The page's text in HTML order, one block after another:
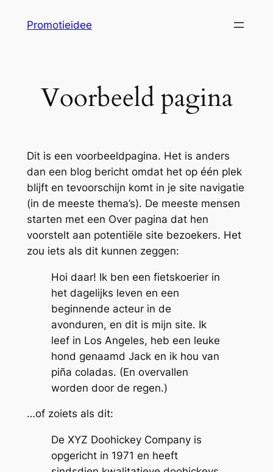
Promotieidee
Voorbeeld pagina
Dit is een voorbeeldpagina. Het is anders
dan een blog bericht omdat het op één plek
blijft en tevoorschijn komt in je site navigatie
(in de meeste thema’s). De meeste mensen
starten met een Over pagina dat hen
voorstelt aan potentiële site bezoekers. Het
zou iets als dit kunnen zeggen:
Hoi daar! Ik ben een fietskoerier in
het dagelijks leven en een
beginnende acteur in de
avonduren, en dit is mijn site. Ik
leef in Los Angeles, heb een leuke
hond genaamd Jack en ik hou van
piña coladas. (En overvallen
worden door de regen.)
…of zoiets als dit:
De XYZ Doohickey Company is
opgericht in 1971 en heeft